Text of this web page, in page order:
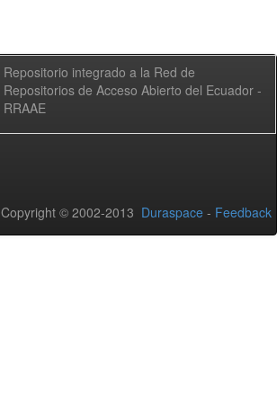
Repositorio integrado a la Red de
Repositorios de Acceso Abierto del Ecuador -
RRAAE
Copyright © 2002-2013 Duraspace - Feedback